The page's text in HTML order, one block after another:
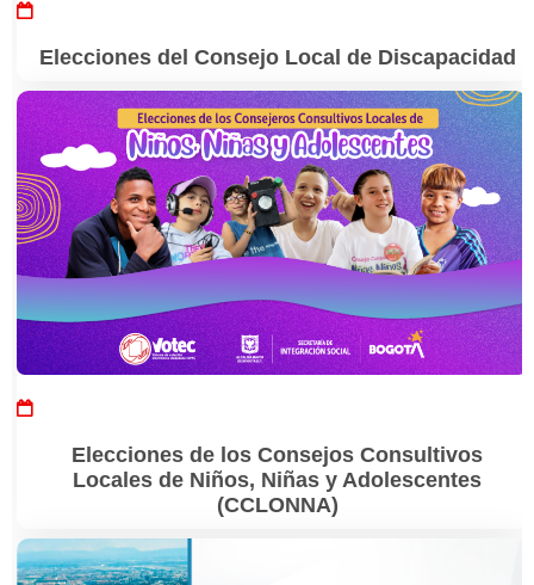
Elecciones del Consejo Local de Discapacidad
Elecciones de los Consejos Consultivos
Locales de Niños, Niñas y Adolescentes
(CCLONNA)